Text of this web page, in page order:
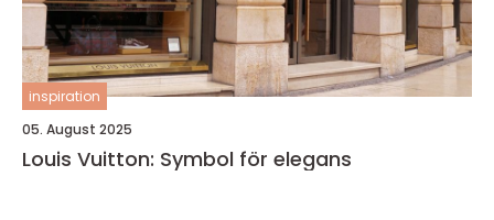
inspiration
05. August 2025
Louis Vuitton: Symbol för elegans